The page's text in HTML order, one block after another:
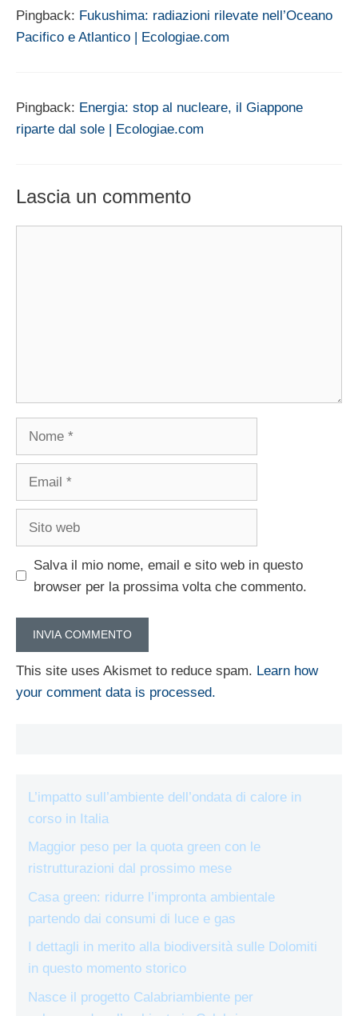
Pingback: Fukushima: radiazioni rilevate nell’Oceano
Pacifico e Atlantico | Ecologiae.com
Pingback: Energia: stop al nucleare, il Giappone
riparte dal sole | Ecologiae.com
Lascia un commento
Salva il mio nome, email e sito web in questo
browser per la prossima volta che commento.
This site uses Akismet to reduce spam. Learn how
your comment data is processed.
L’impatto sull’ambiente dell’ondata di calore in
corso in Italia
Maggior peso per la quota green con le
ristrutturazioni dal prossimo mese
Casa green: ridurre l’impronta ambientale
partendo dai consumi di luce e gas
I dettagli in merito alla biodiversità sulle Dolomiti
in questo momento storico
Nasce il progetto Calabriambiente per